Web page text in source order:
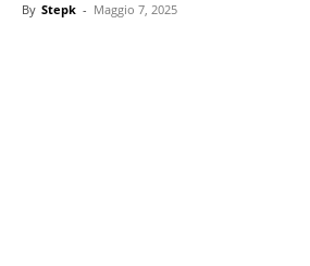
By Stepk - Maggio 7, 2025